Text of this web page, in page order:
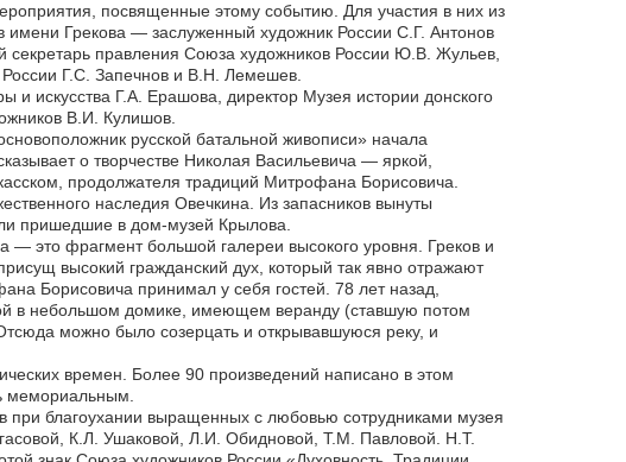
посвященные этому событию. Для участия в них из
Грекова — заслуженный художник России С.Г. Антонов
секретарь правления Союза художников России Ю.В. Жульев,
России Г.С. Запечнов и В.Н. Лемешев.
и искусства Г.А. Ерашова, директор Музея истории донского
В.И. Кулишов.
русской батальной живописи» начала
о творчестве Николая Васильевича — яркой,
продолжателя традиций Митрофана Борисовича.
наследия Овечкина. Из запасников вынуты
пришедшие в дом-музей Крылова.
это фрагмент большой галереи высокого уровня. Греков и
высокий гражданский дух, который так явно отражают
Борисовича принимал у себя гостей. 78 лет назад,
в небольшом домике, имеющем веранду (ставшую потом
можно было созерцать и открывавшуюся реку, и
времен. Более 90 произведений написано в этом
мемориальным.
благоухании выращенных с любовью сотрудниками музея
К.Л. Ушаковой, Л.И. Обидновой, Т.М. Павловой. Н.Т.